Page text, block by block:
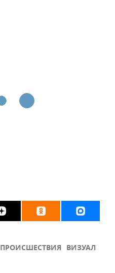
ПРОИСШЕСТВИЯ ВИЗУАЛ